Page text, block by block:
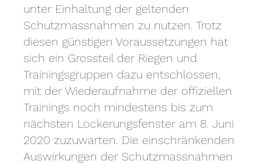
unter Einhaltung der geltenden
Schutzmassnahmen zu nutzen. Trotz
diesen günstigen Voraussetzungen hat
sich ein Grossteil der Riegen und
Trainingsgruppen dazu entschlossen,
mit der Wiederaufnahme der offiziellen
Trainings noch mindestens bis zum
nächsten Lockerungsfenster am 8. Juni
2020 zuzuwarten. Die einschränkenden
Auswirkungen der Schutzmassnahmen